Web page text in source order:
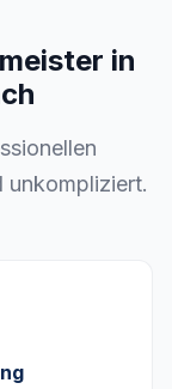
in
unkompliziert.